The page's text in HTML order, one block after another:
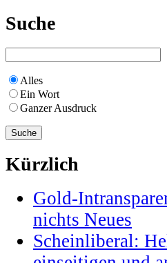
Suche
Alles
Ein Wort
Ganzer Ausdruck
Kürzlich
Gold-
nichts Neues
Scheinliberal: